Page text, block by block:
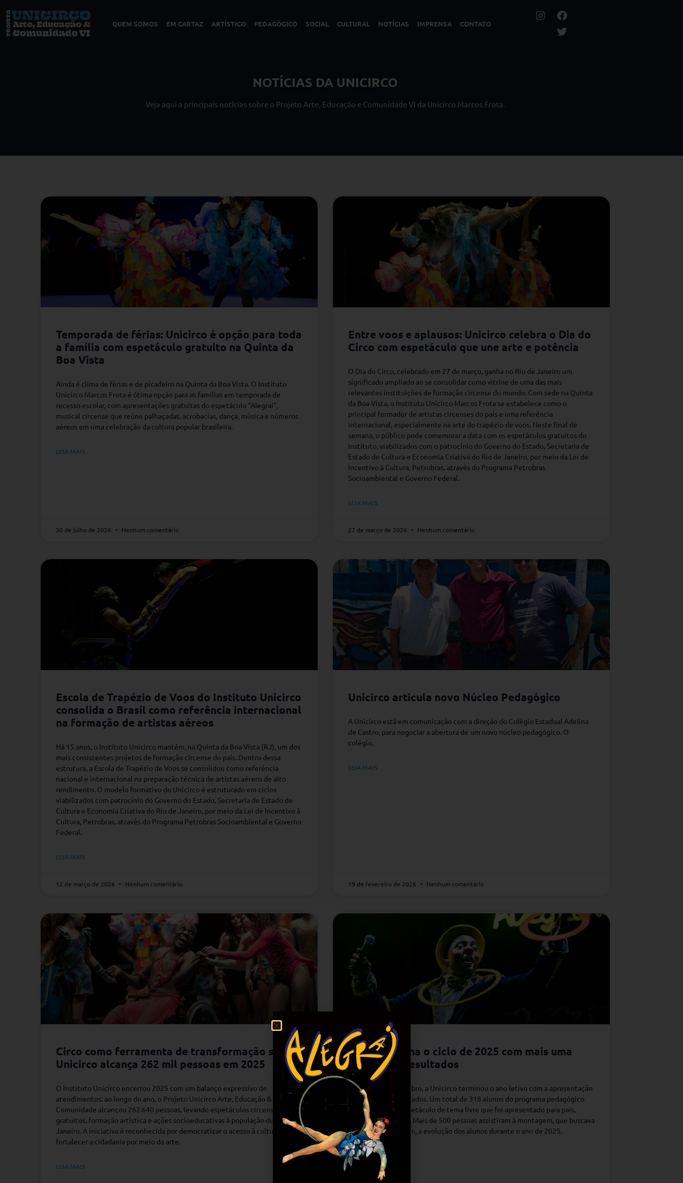
QUEM SOMOS EM CARTAZ ARTÍSTICO PEDAGÓGICO SOCIAL CULTURAL NOTÍCIAS IMPRENSA CONTATO
NOTÍCIAS DA UNICIRCO
Veja aqui a principais notícias sobre o Projeto Arte, Educação e Comunidade VI da Unicirco Marcos Frota.
Temporada de férias: Unicirco é opção para toda
a família com espetáculo gratuito na Quinta da
Boa Vista
Ainda é clima de férias e de picadeiro na Quinta da Boa Vista. O Instituto
Unicirco Marcos Frota é ótima opção para as famílias em temporada de
recesso escolar, com apresentações gratuitas do espetáculo “Alegrai”,
musical circense que reúne palhaçadas, acrobacias, dança, música e números
aéreos em uma celebração da cultura popular brasileira.
LEIA MAIS
30 de julho de 2026 Nenhum comentário
Entre voos e aplausos: Unicirco celebra o Dia do
Circo com espetáculo que une arte e potência
O Dia do Circo, celebrado em 27 de março, ganha no Rio de Janeiro um
significado ampliado ao se consolidar como vitrine de uma das mais
relevantes instituições de formação circense do mundo. Com sede na Quinta
da Boa Vista, o Instituto Unicirco Marcos Frota se estabelece como o
principal formador de artistas circenses do país e uma referência
internacional, especialmente na arte do trapézio de voos. Neste final de
semana, o público pode comemorar a data com os espetáculos gratuitos do
Instituto, viabilizados com o patrocínio do Governo do Estado, Secretaria de
Estado de Cultura e Economia Criativa do Rio de Janeiro, por meio da Lei de
Incentivo à Cultura, Petrobras, através do Programa Petrobras
Socioambiental e Governo Federal.
LEIA MAIS
27 de março de 2026 Nenhum comentário
Escola de Trapézio de Voos do Instituto Unicirco
consolida o Brasil como referência internacional
na formação de artistas aéreos
Há 15 anos, o Instituto Unicirco mantém, na Quinta da Boa Vista (RJ), um dos
mais consistentes projetos de formação circense do país. Dentro dessa
estrutura, a Escola de Trapézio de Voos se consolidou como referência
nacional e internacional na preparação técnica de artistas aéreos de alto
rendimento. O modelo formativo do Unicirco é estruturado em ciclos
viabilizados com patrocínio do Governo do Estado, Secretaria de Estado de
Cultura e Economia Criativa do Rio de Janeiro, por meio da Lei de Incentivo à
Cultura, Petrobras, através do Programa Petrobras Socioambiental e Governo
Federal.
LEIA MAIS
12 de março de 2026 Nenhum comentário
Unicirco articula novo Núcleo Pedagógico
A Unicirco está em comunicação com a direção do Colégio Estadual Adelina
de Castro, para negociar a abertura de um novo núcleo pedagógico. O
colégio,
LEIA MAIS
19 de fevereiro de 2026 Nenhum comentário
Circo como ferramenta de transformação social:
Unicirco alcança 262 mil pessoas em 2025
O Instituto Unicirco encerrou 2025 com um balanço expressivo de
atendimentos: ao longo do ano, o Projeto Unicirco Arte, Educação &
Comunidade alcançou 262.640 pessoas, levando espetáculos circenses
gratuitos, formação artística e ações socioeducativas à população do Rio de
Janeiro. A iniciativa é reconhecida por democratizar o acesso à cultura e
fortalecer a cidadania por meio da arte.
LEIA MAIS
Unicirco fecha o ciclo de 2025 com mais uma
Mostra de Resultados
No dia 12 de dezembro, a Unicirco terminou o ano letivo com a apresentação
da Mostra de Resultados. Um total de 318 alunos do programa pedagógico
participaram do espetáculo de tema livre que foi apresentado para pais,
amigos e familiares. Mais de 500 pessoas assistiram à montagem, que buscava
representar, no palco, a evolução dos alunos durante o ano de 2025.
LEIA MAIS